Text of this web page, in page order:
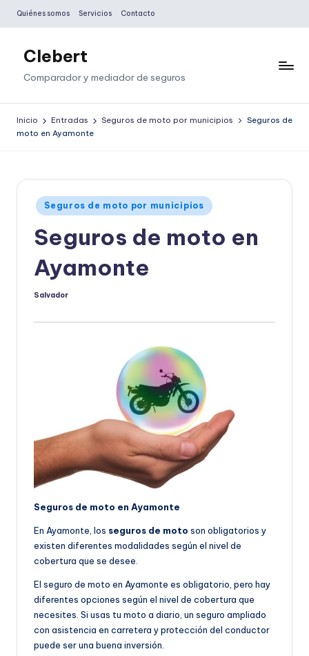
Saltar
contenido
Quiénes somos Servicios Contacto
Clebert
Comparador y mediador de seguros
Inicio Entradas Seguros de moto por municipios
Seguros de
moto en Ayamonte
Publicado
en
Seguros de moto por municipios
Seguros de moto en
Ayamonte
Publicado
Salvador
Seguros de moto en Ayamonte
En Ayamonte, los seguros de moto son obligatorios y
existen diferentes modalidades según el nivel de
cobertura que se desee.
El seguro de moto en Ayamonte es obligatorio, pero hay
diferentes opciones según el nivel de cobertura que
necesites. Si usas tu moto a diario, un seguro ampliado
con asistencia en carretera y protección del conductor
puede ser una buena inversión.